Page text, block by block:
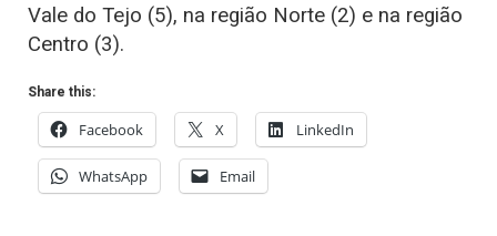
Vale do Tejo (5), na região Norte (2) e na região
Centro (3).
Share this:
Facebook X LinkedIn
WhatsApp Email